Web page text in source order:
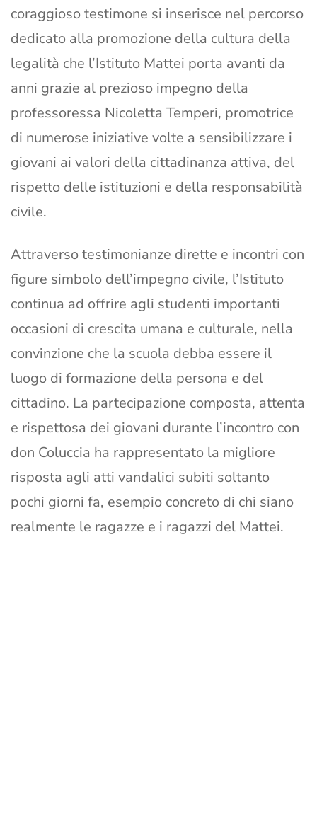
coraggioso testimone si inserisce nel percorso
dedicato alla promozione della cultura della
legalità che l’Istituto Mattei porta avanti da
anni grazie al prezioso impegno della
professoressa Nicoletta Temperi, promotrice
di numerose iniziative volte a sensibilizzare i
giovani ai valori della cittadinanza attiva, del
rispetto delle istituzioni e della responsabilità
civile.
Attraverso testimonianze dirette e incontri con
figure simbolo dell’impegno civile, l’Istituto
continua ad offrire agli studenti importanti
occasioni di crescita umana e culturale, nella
convinzione che la scuola debba essere il
luogo di formazione della persona e del
cittadino. La partecipazione composta, attenta
e rispettosa dei giovani durante l’incontro con
don Coluccia ha rappresentato la migliore
risposta agli atti vandalici subiti soltanto
pochi giorni fa, esempio concreto di chi siano
realmente le ragazze e i ragazzi del Mattei.